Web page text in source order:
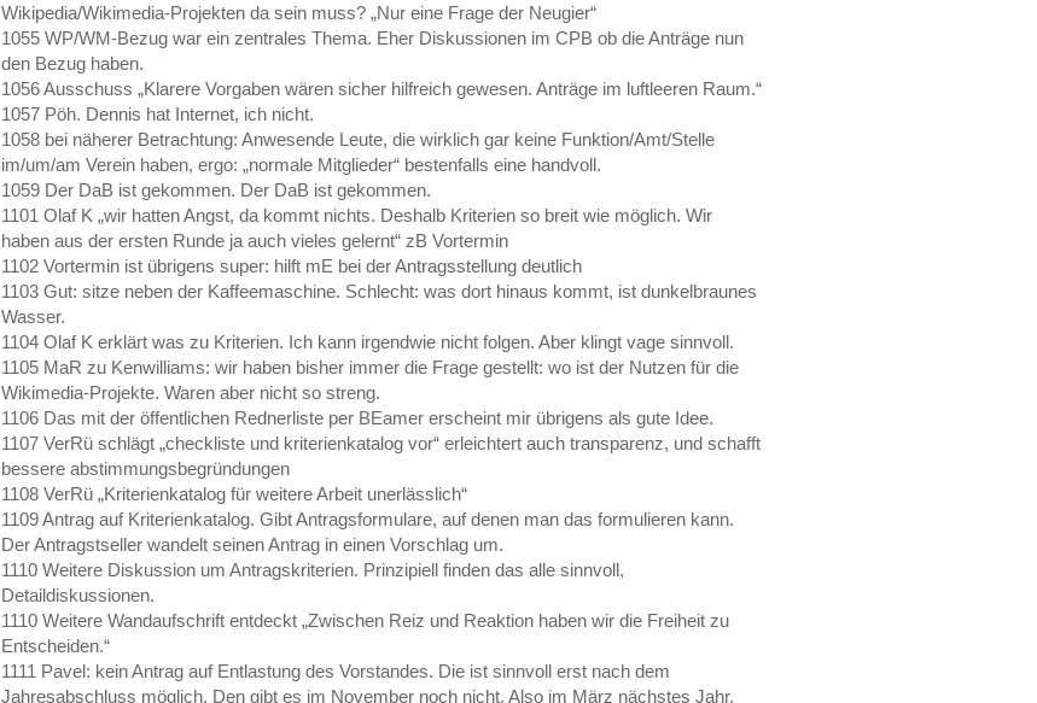
Wikipedia/Wikimedia-Projekten da sein muss? „Nur eine Frage der Neugier“
1055 WP/WM-Bezug war ein zentrales Thema. Eher Diskussionen im CPB ob die Anträge nun
den Bezug haben.
1056 Ausschuss „Klarere Vorgaben wären sicher hilfreich gewesen. Anträge im luftleeren Raum.“
1057 Pöh. Dennis hat Internet, ich nicht.
1058 bei näherer Betrachtung: Anwesende Leute, die wirklich gar keine Funktion/Amt/Stelle
im/um/am Verein haben, ergo: „normale Mitglieder“ bestenfalls eine handvoll.
1059 Der DaB ist gekommen. Der DaB ist gekommen.
1101 Olaf K „wir hatten Angst, da kommt nichts. Deshalb Kriterien so breit wie möglich. Wir
haben aus der ersten Runde ja auch vieles gelernt“ zB Vortermin
1102 Vortermin ist übrigens super: hilft mE bei der Antragsstellung deutlich
1103 Gut: sitze neben der Kaffeemaschine. Schlecht: was dort hinaus kommt, ist dunkelbraunes
Wasser.
1104 Olaf K erklärt was zu Kriterien. Ich kann irgendwie nicht folgen. Aber klingt vage sinnvoll.
1105 MaR zu Kenwilliams: wir haben bisher immer die Frage gestellt: wo ist der Nutzen für die
Wikimedia-Projekte. Waren aber nicht so streng.
1106 Das mit der öffentlichen Rednerliste per BEamer erscheint mir übrigens als gute Idee.
1107 VerRü schlägt „checkliste und kriterienkatalog vor“ erleichtert auch transparenz, und schafft
bessere abstimmungsbegründungen
1108 VerRü „Kriterienkatalog für weitere Arbeit unerlässlich“
1109 Antrag auf Kriterienkatalog. Gibt Antragsformulare, auf denen man das formulieren kann.
Der Antragstseller wandelt seinen Antrag in einen Vorschlag um.
1110 Weitere Diskussion um Antragskriterien. Prinzipiell finden das alle sinnvoll,
Detaildiskussionen.
1110 Weitere Wandaufschrift entdeckt „Zwischen Reiz und Reaktion haben wir die Freiheit zu
Entscheiden.“
1111 Pavel: kein Antrag auf Entlastung des Vorstandes. Die ist sinnvoll erst nach dem
Jahresabschluss möglich. Den gibt es im November noch nicht. Also im März nächstes Jahr.